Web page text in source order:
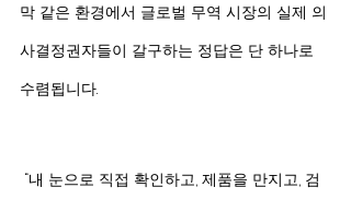
막 같은 환경에서 글로벌 무역 시장의 실제 의
사결정권자들이 갈구하는 정답은 단 하나로
수렴됩니다.